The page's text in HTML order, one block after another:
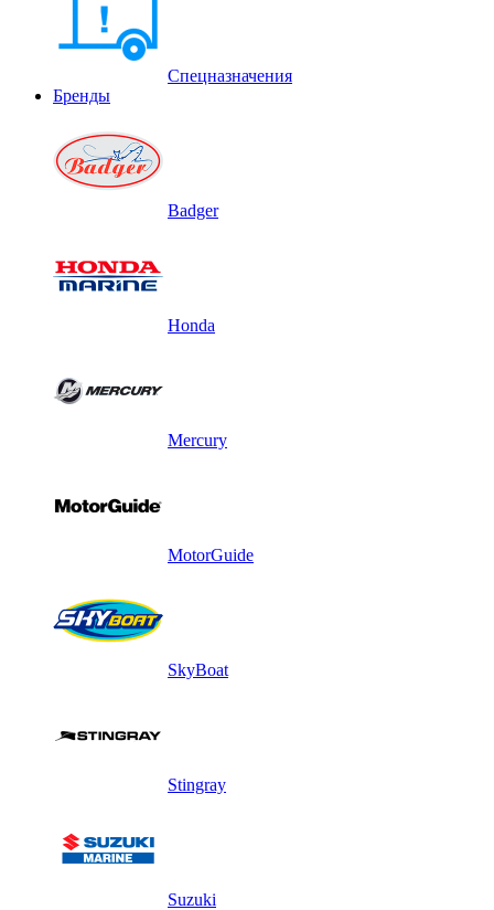
Спецназначения
Бренды
Badger
Honda
Mercury
MotorGuide
SkyBoat
Stingray
Suzuki